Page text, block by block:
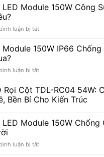
Pha
Module
Khung
Sản
Việt
Module 150W Công
luận bị tắtở
Pha
LED
150W
Suất
Thực
Module 150W IP66
luận bị tắtở
Pha
Module
150W
Chống
Đáng
Rọi Cột TDL-RC04 54W:
Bền Bỉ Cho Kiến Trúc
Module 150W Chống
luận bị tắtở